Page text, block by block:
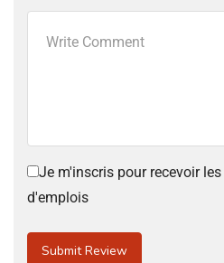
Je m'inscris pour recevoir
d'emplois